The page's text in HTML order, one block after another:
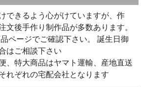
できるよう心がけていますが、作
文後手作り制作品が多数あります。
ページでご確認下さい。 誕生日御
はご相談下さい
、特大商品はヤマト運輸、産地直送
れぞれの宅配会社となります